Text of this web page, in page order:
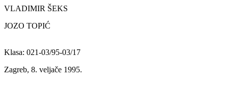
VLADIMIR ŠEKS
JOZO TOPIĆ
Klasa: 021-03/95-03/17
Zagreb, 8. veljače 1995.